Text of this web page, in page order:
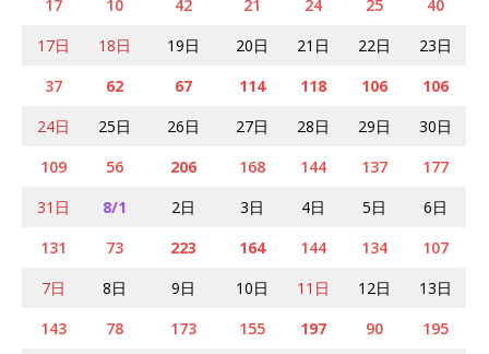
17
10 42 21 24 25
40
17日
18日 19日 20日 21日 22日
23日
37
62 67 114 118 106
106
24日
25日 26日 27日 28日 29日
30日
109
56 206 168 144 137
177
31日
8/1 2日 3日 4日 5日
6日
131
73 223 164 144 134
107
7日
8日 9日 10日 11日 12日
13日
143
78 173 155 197 90
195